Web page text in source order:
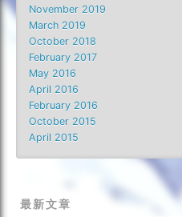
November 2019
March 2019
October 2018
February 2017
May 2016
April 2016
February 2016
October 2015
April 2015
最新文章